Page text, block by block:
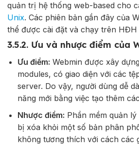
quản trị hệ thống web-based cho
Unix. Các phiên bản gần đây của
thể được cài đặt và chạy trên HĐH
3.5.2. Ưu và nhược điểm của
Ưu điểm: Webmin được xây
modules, có giao diện với các
server. Do vậy, người dùng dễ
năng mới bằng việc tạo thêm
Nhược điểm: Phần mềm quản
bị xóa khỏi một số bản phân
không tương thích với cách các